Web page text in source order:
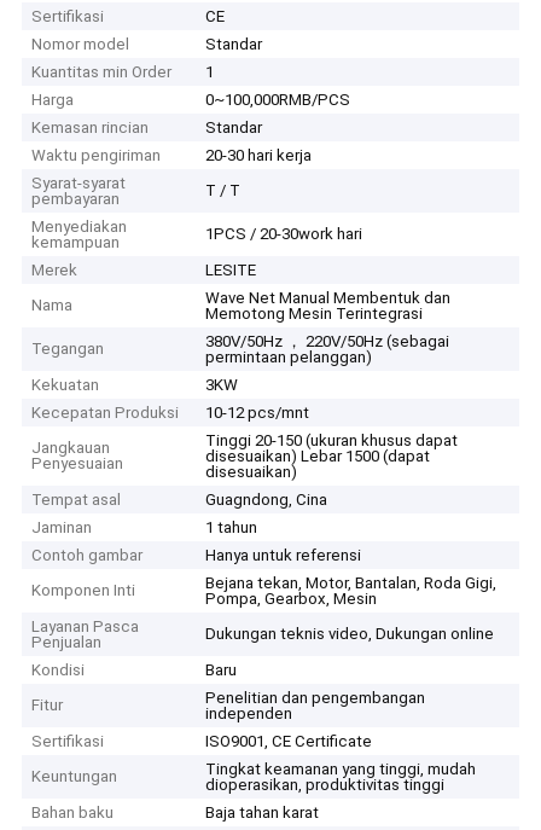
Sertifikasi
CE
Nomor model
Standar
Kuantitas min Order
1
Harga
0~100,000RMB/PCS
Kemasan rincian
Standar
Waktu pengiriman
20-30 hari kerja
Syarat-syarat
pembayaran
T / T
Menyediakan
kemampuan
1PCS / 20-30work hari
Merek
LESITE
Nama
Wave Net Manual Membentuk dan
Memotong Mesin Terintegrasi
Tegangan
380V/50Hz ， 220V/50Hz (sebagai
permintaan pelanggan)
Kekuatan
3KW
Kecepatan Produksi
10-12 pcs/mnt
Jangkauan
Penyesuaian
Tinggi 20-150 (ukuran khusus dapat
disesuaikan) Lebar 1500 (dapat
disesuaikan)
Tempat asal
Guagndong, Cina
Jaminan
1 tahun
Contoh gambar
Hanya untuk referensi
Komponen Inti
Bejana tekan, Motor, Bantalan, Roda Gigi,
Pompa, Gearbox, Mesin
Layanan Pasca
Penjualan
Dukungan teknis video, Dukungan online
Kondisi
Baru
Fitur
Penelitian dan pengembangan
independen
Sertifikasi
ISO9001, CE Certificate
Keuntungan
Tingkat keamanan yang tinggi, mudah
dioperasikan, produktivitas tinggi
Bahan baku
Baja tahan karat